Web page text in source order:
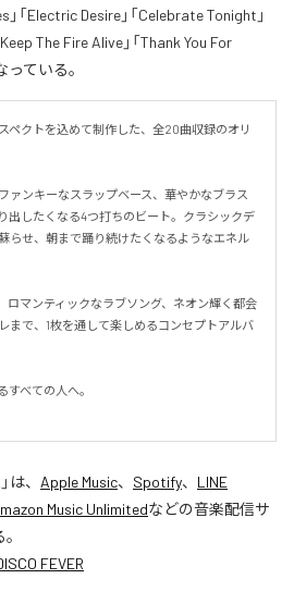
「Electric Desire」「Celebrate Tonight」
The Fire Alive」「Thank You For
ている。
ペクトを込めて制作した、全20曲収録のオリ
ァンキーなスラップベース、華やかなブラス
出したくなる4つ打ちのビート。クラシックデ
らせ、朝まで踊り続けたくなるようなエネル
ロマンティックなラブソング、ネオン輝く都会
まで、1枚を通して楽しめるコンセプトアルバ
すべての人へ。
」は、 Apple Music、 Spotify、 LINE
Music Unlimitedなどの音楽配信サ
FEVER